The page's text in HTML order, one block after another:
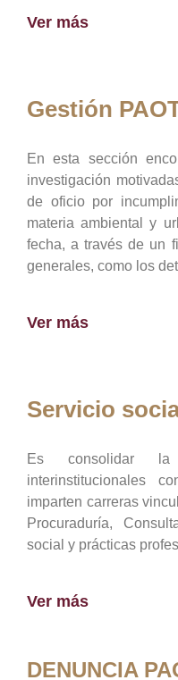
Ver más
Gestión
En esta sección
investigación
de oficio por
materia ambiental y
fecha, a través de un
generales, como los
Ver más
Servicio
Es consolidar
interinstitucionales
imparten carreras
Procuraduría,
social y prácticas
Ver más
DENUNCIA